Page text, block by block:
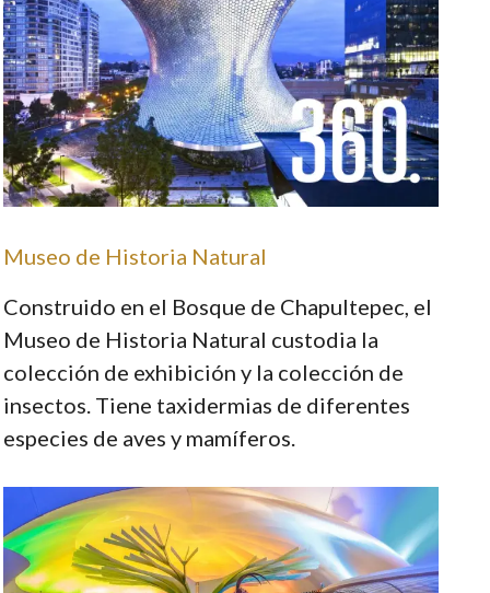
Museo de Historia Natural
Construido en el Bosque de Chapultepec, el
Museo de Historia Natural custodia la
colección de exhibición y la colección de
insectos. Tiene taxidermias de diferentes
especies de aves y mamíferos.